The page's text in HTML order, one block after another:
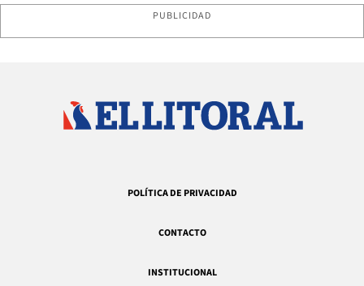
PUBLICIDAD
POLÍTICA DE PRIVACIDAD
CONTACTO
INSTITUCIONAL